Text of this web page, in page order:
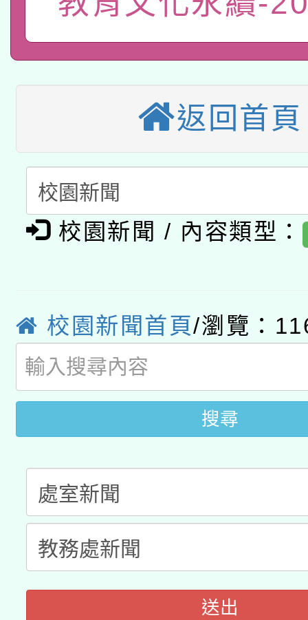
礎課程
本校115學年度第1次
第3次招考甄選結果公
本校115學年度第2次
次招考甄選結果公告(
有關原住民族委員會
公告之原住民族歲時祭
一案。
兒童少年暑期犯罪預防
答一案
有關本府115年70歲以
人員健康講座「吃得安
案。
本校115學年度第2次
招)
本館辦理115年度閱讀
暨閱讀推動專業研習
科技賦能─人工智慧
礎課程
A3數位素養講師名單
返回首頁
校園新聞 / 內容類型：
校園新聞首頁/瀏覽：
搜尋
送出